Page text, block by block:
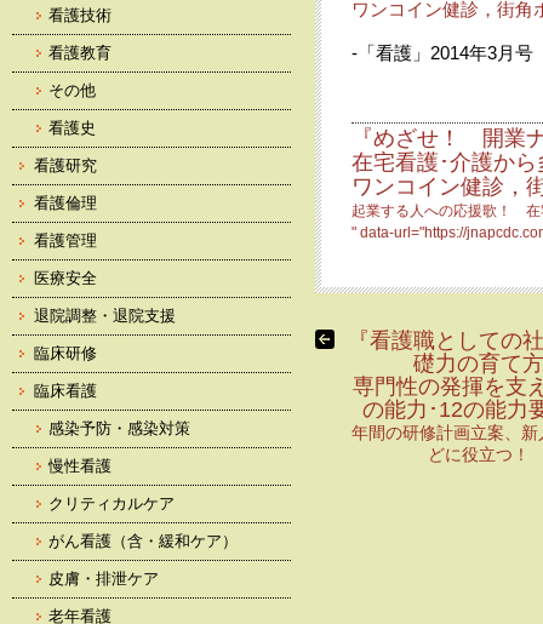
ワンコイン健診，街角
-「看護」2014年3月号
『めざせ！ 開業
在宅看護･介護か
ワンコイン健診，
起業する人への応援歌！ 在
" data-url="https://
『看護職としての
礎力の育て方
専門性の発揮を支
の能力･12の能力
年間の研修計画立案、新
どに役立つ！
看護技術
看護教育
その他
看護史
看護研究
看護倫理
看護管理
医療安全
退院調整・退院支援
臨床研修
臨床看護
感染予防・感染対策
慢性看護
クリティカルケア
がん看護（含・緩和ケア）
皮膚・排泄ケア
老年看護